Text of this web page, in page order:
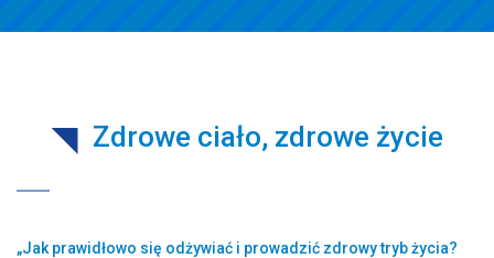
Zdrowe ciało, zdrowe życie
„Jak prawidłowo się odżywiać i prowadzić zdrowy tryb życia?